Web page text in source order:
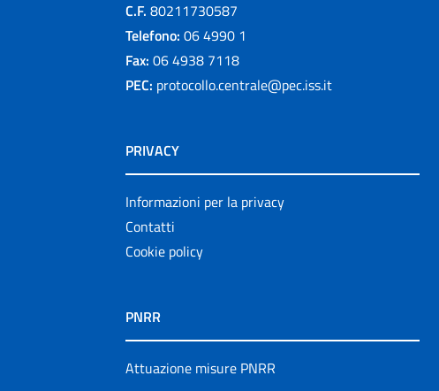
C.F. 80211730587
Telefono: 06 4990 1
Fax: 06 4938 7118
PEC: protocollo.centrale@pec.iss.it
PRIVACY
Informazioni per la privacy
Contatti
Cookie policy
PNRR
Attuazione misure PNRR